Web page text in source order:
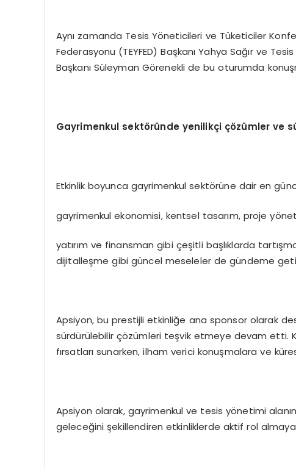
Aynı zamanda Tesis Yöneticileri ve Tüketiciler
Federasyonu (TEYFED) Başkanı Yahya Sağır ve
Başkanı Süleyman Görenekli de bu oturumda
Gayrimenkul sektöründe yenilikçi çözümler ve
Etkinlik boyunca gayrimenkul sektörüne dair en
gayrimenkul ekonomisi, kentsel tasarım, proje
yatırım ve finansman gibi çeşitli başlıklarda
dijitalleşme gibi güncel meseleler de gündeme
Apsiyon, bu prestijli etkinliğe ana sponsor olarak
sürdürülebilir çözümleri teşvik etmeye devam etti.
fırsatları sunarken, ilham verici konuşmalara ve
Apsiyon olarak, gayrimenkul ve tesis yönetimi
geleceğini şekillendiren etkinliklerde aktif rol